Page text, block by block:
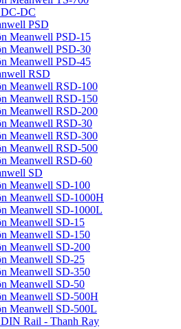
DC
PSD
Meanwell PSD-15
Meanwell PSD-30
Meanwell PSD-45
RSD
Meanwell RSD-100
Meanwell RSD-150
Meanwell RSD-200
Meanwell RSD-30
Meanwell RSD-300
Meanwell RSD-500
Meanwell RSD-60
SD
Meanwell SD-100
Meanwell SD-1000H
Meanwell SD-1000L
Meanwell SD-15
Meanwell SD-150
Meanwell SD-200
Meanwell SD-25
Meanwell SD-350
Meanwell SD-50
Meanwell SD-500H
Meanwell SD-500L
Rail - Thanh Ray